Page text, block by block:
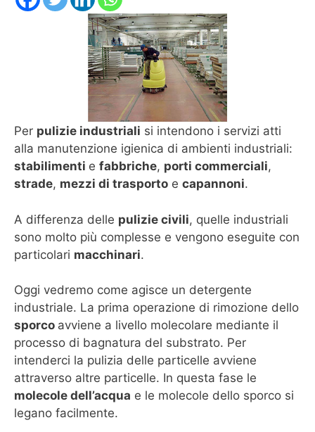
Per pulizie industriali si intendono i servizi atti
alla manutenzione igienica di ambienti industriali:
stabilimenti e fabbriche, porti commerciali,
strade, mezzi di trasporto e capannoni.
A differenza delle pulizie civili, quelle industriali
sono molto più complesse e vengono eseguite con
particolari macchinari.
Oggi vedremo come agisce un detergente
industriale. La prima operazione di rimozione dello
sporco avviene a livello molecolare mediante il
processo di bagnatura del substrato. Per
intenderci la pulizia delle particelle avviene
attraverso altre particelle. In questa fase le
molecole dell’acqua e le molecole dello sporco si
legano facilmente.